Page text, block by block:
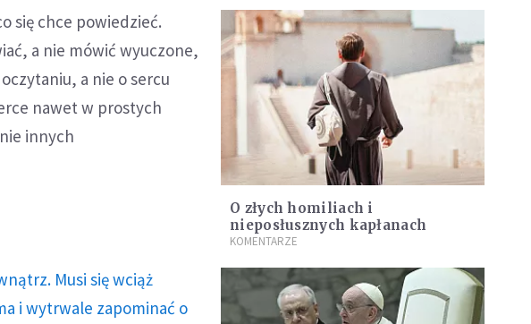
się chce powiedzieć.
a nie mówić wyuczone,
a nie o sercu
nawet w prostych
innych
Musi się wciąż
i wytrwale zapominać o
O złych homiliach i
nieposłusznych kapłanach
KOMENTARZE